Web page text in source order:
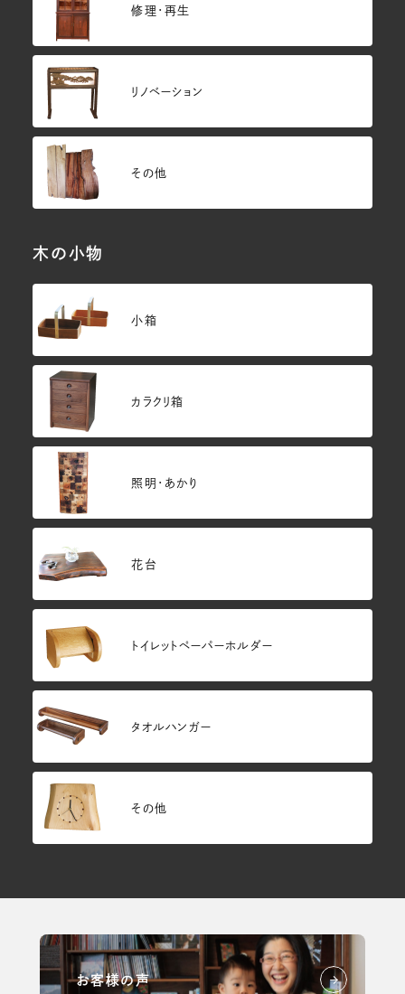
修理・再生
リノベーション
その他
木の小物
小箱
カラクリ箱
照明・あかり
花台
トイレットペーパーホルダー
タオルハンガー
その他
お客様の声